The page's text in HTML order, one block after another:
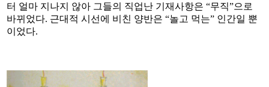
터 얼마 지나지 않아 그들의 직업난 기재사항은 “무직”으로
바뀌었다. 근대적 시선에 비친 양반은 “놀고 먹는” 인간일 뿐
이었다.